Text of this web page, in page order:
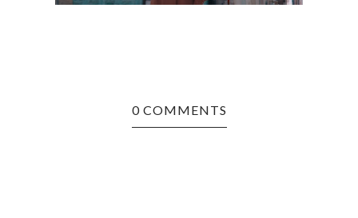
0 COMMENTS